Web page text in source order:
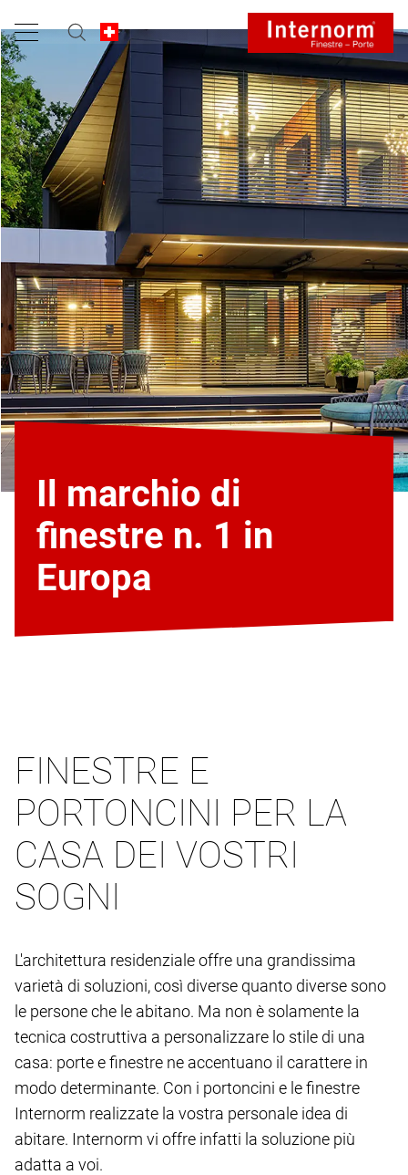
Il marchio di
finestre n. 1 in
Europa
FINESTRE E
PORTONCINI PER LA
CASA DEI VOSTRI
SOGNI
L'architettura residenziale offre una grandissima
varietà di soluzioni, così diverse quanto diverse sono
le persone che le abitano. Ma non è solamente la
tecnica costruttiva a personalizzare lo stile di una
casa: porte e finestre ne accentuano il carattere in
modo determinante. Con i portoncini e le finestre
Internorm realizzate la vostra personale idea di
abitare. Internorm vi offre infatti la soluzione più
adatta a voi.